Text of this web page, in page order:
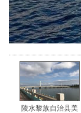
陵水黎族自治县美